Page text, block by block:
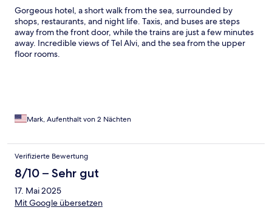
Gorgeous hotel, a short walk from the sea, surrounded by
shops, restaurants, and night life. Taxis, and buses are steps
away from the front door, while the trains are just a few minutes
away. Incredible views of Tel Alvi, and the sea from the upper
floor rooms.
Mark, Aufenthalt von 2 Nächten
Verifizierte Bewertung
8/10 – Sehr gut
17. Mai 2025
Mit Google übersetzen